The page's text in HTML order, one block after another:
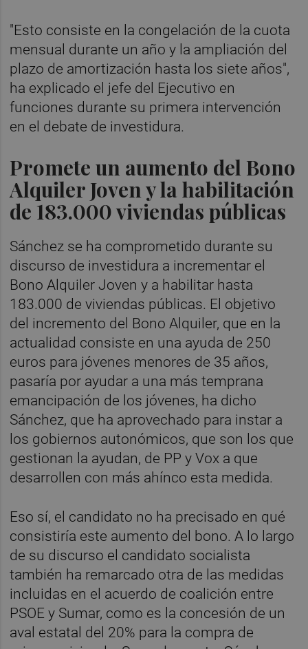
"Esto consiste en la congelación de la cuota
mensual durante un año y la ampliación del
plazo de amortización hasta los siete años",
ha explicado el jefe del Ejecutivo en
funciones durante su primera intervención
en el debate de investidura.
Promete un aumento del Bono
Alquiler Joven y la habilitación
de 183.000 viviendas públicas
Sánchez se ha comprometido durante su
discurso de investidura a incrementar el
Bono Alquiler Joven y a habilitar hasta
183.000 de viviendas públicas. El objetivo
del incremento del Bono Alquiler, que en la
actualidad consiste en una ayuda de 250
euros para jóvenes menores de 35 años,
pasaría por ayudar a una más temprana
emancipación de los jóvenes, ha dicho
Sánchez, que ha aprovechado para instar a
los gobiernos autonómicos, que son los que
gestionan la ayudan, de PP y Vox a que
desarrollen con más ahínco esta medida.
Eso sí, el candidato no ha precisado en qué
consistiría este aumento del bono. A lo largo
de su discurso el candidato socialista
también ha remarcado otra de las medidas
incluidas en el acuerdo de coalición entre
PSOE y Sumar, como es la concesión de un
aval estatal del 20% para la compra de